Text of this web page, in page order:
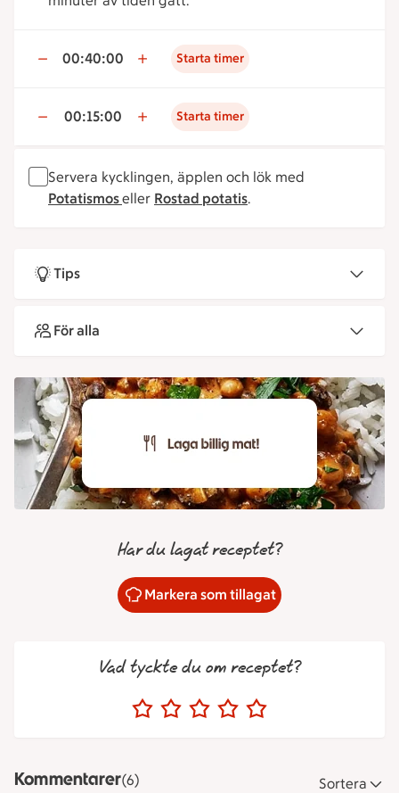
00:40:00 Starta timer
00:15:00 Starta timer
Servera kycklingen, äpplen och lök med
Potatismoseller Rostad potatis.
Tips
För alla
Har du lagat receptet?
Markera som tillagat
Vad tyckte du om receptet?
Kommentarer(6) Sortera